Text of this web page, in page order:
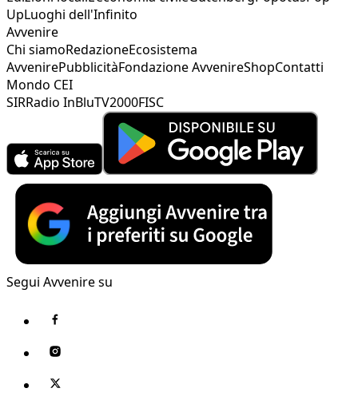
UpLuoghi dell'Infinito
Avvenire
Chi siamoRedazioneEcosistema
AvvenirePubblicitàFondazione AvvenireShopContatti
Mondo CEI
SIRRadio InBluTV2000FISC
Segui Avvenire su